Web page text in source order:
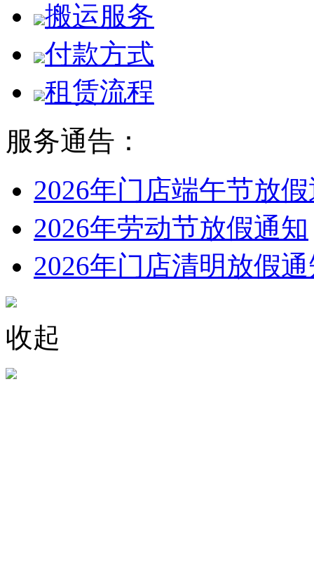
搬运服务
付款方式
租赁流程
服务通告：
2026年门店端午节放
2026年劳动节放假通知
2026年门店清明放假
收起